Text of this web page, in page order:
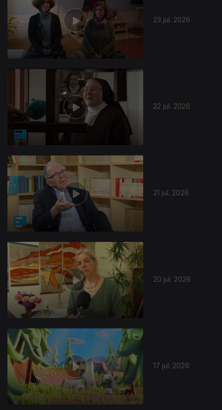
23 jul. 2026
22 jul. 2026
21 jul. 2026
20 jul. 2026
17 jul. 2026